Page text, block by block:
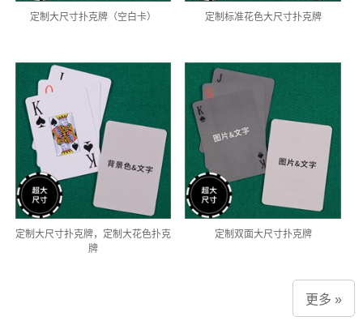
定制大尺寸扑克牌（空白卡） 定制标准花色大尺寸扑克牌
定制大尺寸扑克牌，定制大花色扑克
牌
定制双面大尺寸扑克牌
更多 »